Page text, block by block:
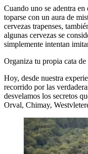
Cuando uno se adentra
toparse con un aura de
cervezas trapenses,
algunas cervezas se
simplemente intentan
Organiza tu propia cata
Hoy, desde nuestra
recorrido por las
desvelamos los secretos
Orval, Chimay,